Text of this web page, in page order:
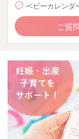
ベビーカレンダ
ご質